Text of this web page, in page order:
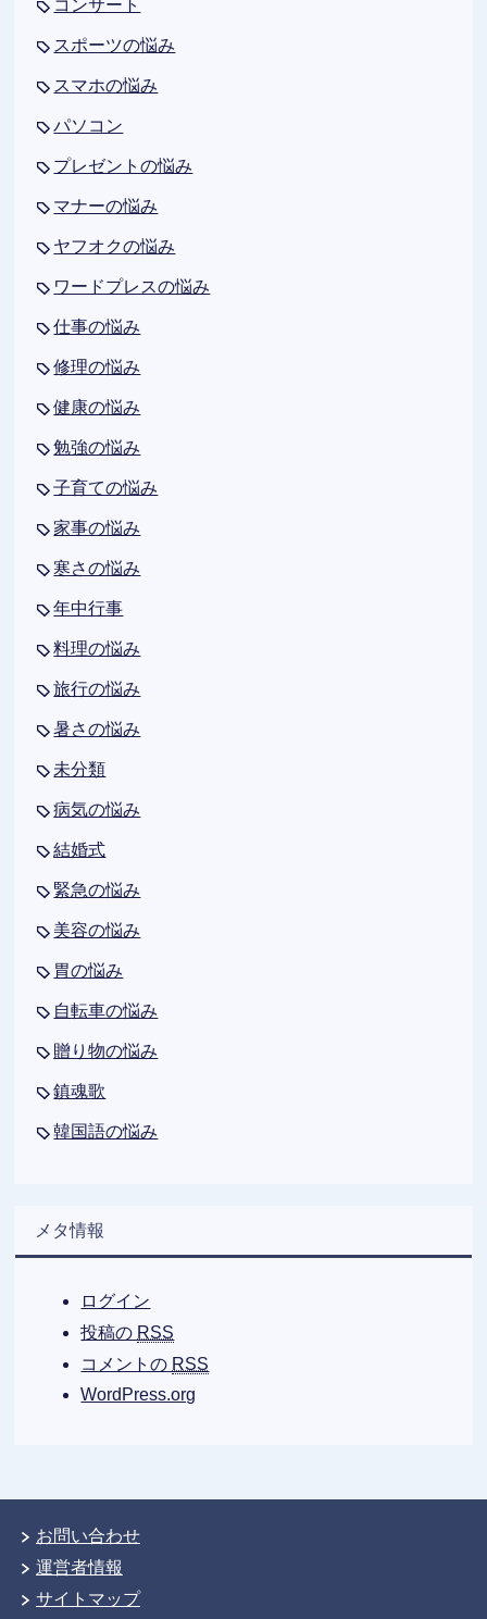
コンサート
スポーツの悩み
スマホの悩み
パソコン
プレゼントの悩み
マナーの悩み
ヤフオクの悩み
ワードプレスの悩み
仕事の悩み
修理の悩み
健康の悩み
勉強の悩み
子育ての悩み
家事の悩み
寒さの悩み
年中行事
料理の悩み
旅行の悩み
暑さの悩み
未分類
病気の悩み
結婚式
緊急の悩み
美容の悩み
胃の悩み
自転車の悩み
贈り物の悩み
鎮魂歌
韓国語の悩み
メタ情報
ログイン
投稿の RSS
コメントの RSS
WordPress.org
お問い合わせ
運営者情報
サイトマップ